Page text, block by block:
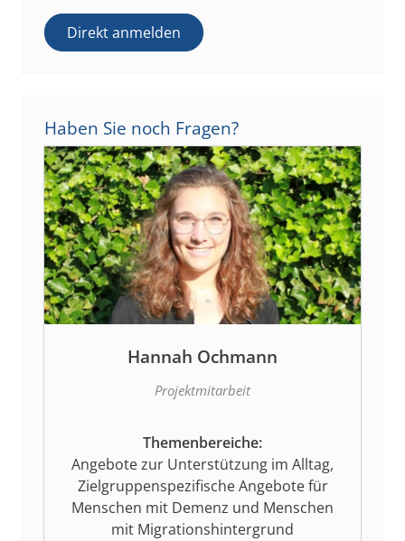
Direkt anmelden
Haben Sie noch Fragen?
Hannah Ochmann
Projektmitarbeit
Themenbereiche:
Angebote zur Unterstützung im Alltag,
Zielgruppenspezifische Angebote für
Menschen mit Demenz und Menschen
mit Migrationshintergrund